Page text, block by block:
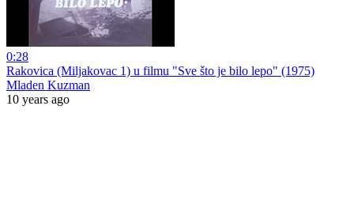
0:28
Rakovica (Miljakovac 1) u filmu "Sve što je bilo lepo" (1975)
Mladen Kuzman
10 years ago